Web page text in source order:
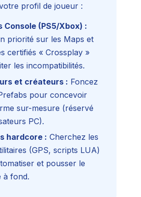
profil de joueur :
Console (PS5/Xbox) :
priorité sur les Maps et
certifiés « Crossplay »
les incompatibilités.
et créateurs : Foncez
pour concevoir
sur-mesure (réservé
PC).
hardcore : Cherchez les
(GPS, scripts LUA)
et pousser le
à fond.